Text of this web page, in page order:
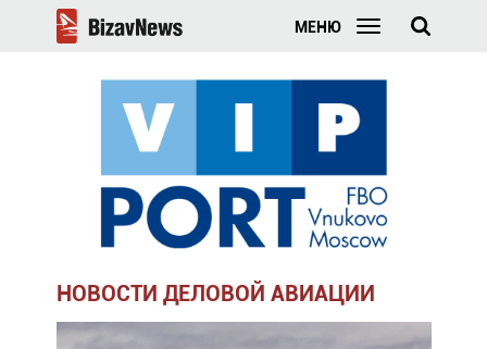
МЕНЮ
НОВОСТИ ДЕЛОВОЙ АВИАЦИИ